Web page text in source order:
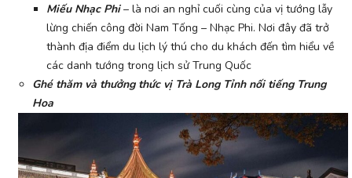
Miếu Nhạc Phi– là nơi an nghỉ cuối cùng của vị tướng lẫy
lừng chiến công đời Nam Tống – Nhạc Phi. Nơi đây đã trở
thành địa điểm du lịch lý thú cho du khách đến tìm hiểu về
các danh tướng trong lịch sử Trung Quốc
Ghé thăm và thưởng thức vị Trà Long Tỉnh nối tiếng Trung
Hoa